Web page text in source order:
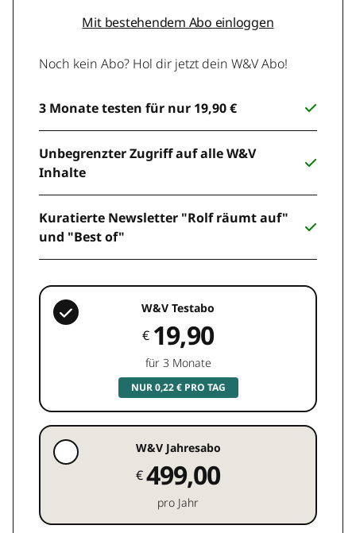
Mit bestehendem Abo einloggen
Noch kein Abo? Hol dir jetzt dein W&V Abo!
3 Monate testen für nur 19,90 €
Unbegrenzter Zugriff auf alle W&V
Inhalte
Kuratierte Newsletter "Rolf räumt auf"
und "Best of"
W&V Testabo
€ 19,90
für 3 Monate
NUR 0,22 € PRO TAG
W&V Jahresabo
€499,00
pro Jahr